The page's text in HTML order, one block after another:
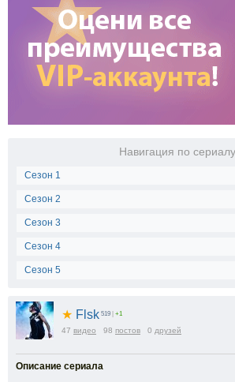
Навигация по сериалу
Сезон 1
Сезон 2
Сезон 3
Cезон 4
Сезон 5
★ Flsk 519 +1
47 видео 98 постов 0 друзей
Описание сериала